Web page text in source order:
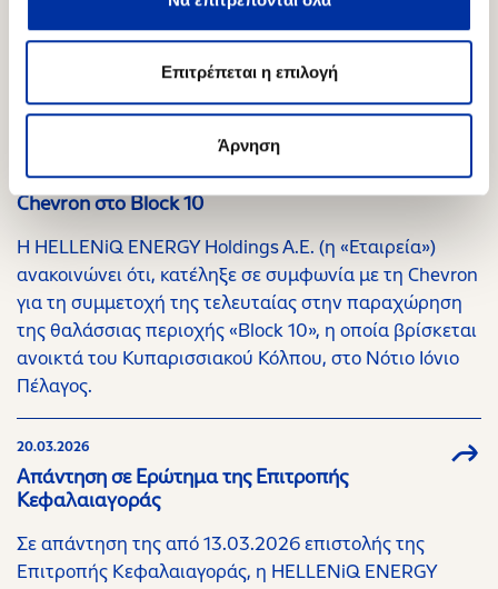
Επιτρέπεται η επιλογή
Άρνηση
Σχετικό Περιεχόμενο
Επέκταση στρατηγικής συνεργασίας με τη
Chevron στο Block 10
Η HELLENiQ ENERGY Holdings A.E. (η «Εταιρεία»)
ανακοινώνει ότι, κατέληξε σε συμφωνία με τη Chevron
για τη συμμετοχή της τελευταίας στην παραχώρηση
της θαλάσσιας περιοχής «Block 10», η οποία βρίσκεται
ανοικτά του Κυπαρισσιακού Κόλπου, στο Νότιο Ιόνιο
Πέλαγος.
20.03.2026
Απάντηση σε Ερώτημα της Επιτροπής
Κεφαλαιαγοράς
Σε απάντηση της από 13.03.2026 επιστολής της
Επιτροπής Κεφαλαιαγοράς, η HELLENiQ ENERGY